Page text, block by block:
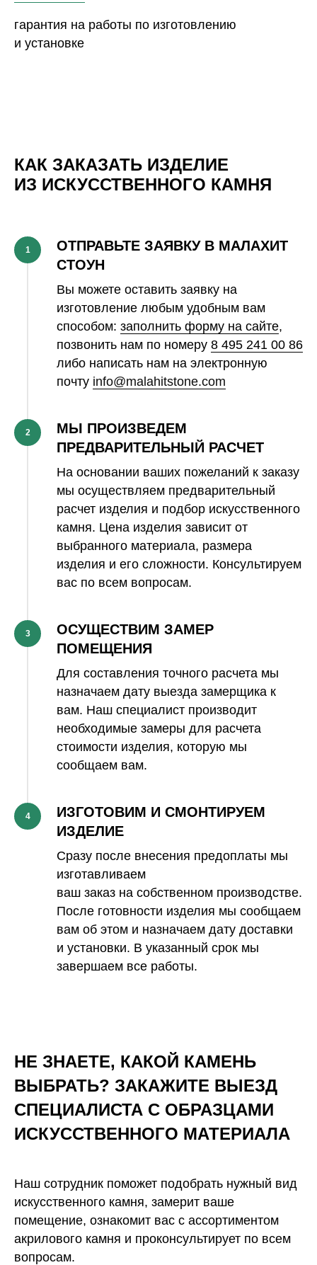
гарантия на работы по изготовлению
и установке
КАК ЗАКАЗАТЬ ИЗДЕЛИЕ
ИЗ ИСКУССТВЕННОГО КАМНЯ
1
ОТПРАВЬТЕ ЗАЯВКУ В МАЛАХИТ
СТОУН
Вы можете оставить заявку на
изготовление любым удобным вам
способом: заполнить форму на сайте,
позвонить нам по номеру 8 495 241 00 86
либо написать нам на электронную
почту info@malahitstone.com
2
МЫ ПРОИЗВЕДЕМ
ПРЕДВАРИТЕЛЬНЫЙ РАСЧЕТ
На основании ваших пожеланий к заказу
мы осуществляем предварительный
расчет изделия и подбор искусственного
камня. Цена изделия зависит от
выбранного материала, размера
изделия и его сложности. Консультируем
вас по всем вопросам.
3
ОСУЩЕСТВИМ ЗАМЕР
ПОМЕЩЕНИЯ
Для составления точного расчета мы
назначаем дату выезда замерщика к
вам. Наш специалист производит
необходимые замеры для расчета
стоимости изделия, которую мы
сообщаем вам.
4
ИЗГОТОВИМ И СМОНТИРУЕМ
ИЗДЕЛИЕ
Сразу после внесения предоплаты мы
изготавливаем
ваш заказ на собственном производстве.
После готовности изделия мы сообщаем
вам об этом и назначаем дату доставки
и установки. В указанный срок мы
завершаем все работы.
НЕ ЗНАЕТЕ, КАКОЙ КАМЕНЬ
ВЫБРАТЬ? ЗАКАЖИТЕ ВЫЕЗД
СПЕЦИАЛИСТА С ОБРАЗЦАМИ
ИСКУССТВЕННОГО МАТЕРИАЛА
Наш сотрудник поможет подобрать нужный вид
искусственного камня, замерит ваше
помещение, ознакомит вас с ассортиментом
акрилового камня и проконсультирует по всем
вопросам.